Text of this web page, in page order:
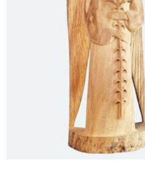
Архангел Гавриїл
7000$